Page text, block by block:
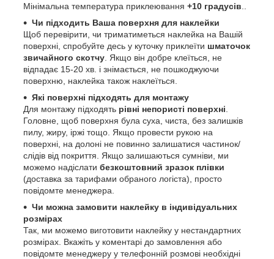
Мінімальна температура приклеювання +10 градусів
Чи підходить Ваша поверхня для наклейки
Щоб перевірити, чи триматиметься наклейка на Вашій
поверхні, спробуйте десь у куточку приклеїти шматочок
звичайного скотчу . Якщо він добре клеїться, не
відпадає 15-20 хв. і знімається, не пошкоджуючи
поверхню, наклейка також наклеїться.
Які поверхні підходять для монтажу
Для монтажу підходять рівні непористі поверхні
Головне, щоб поверхня була суха, чиста, без залишків
пилу, жиру, іржі тощо. Якщо провести рукою на
поверхні, на долоні не повинно залишатися частинок/
слідів від покриття. Якщо залишаються сумніви, ми
можемо надіслати безкоштовний зразок плівки
(доставка за тарифами обраного логіста), просто
повідомте менеджера.
Чи можна замовити наклейку в індивідуальних
розмірах
Так, ми можемо виготовити наклейку у нестандартних
розмірах. Вкажіть у коментарі до замовлення або
повідомте менеджеру у телефонній розмові необхідні